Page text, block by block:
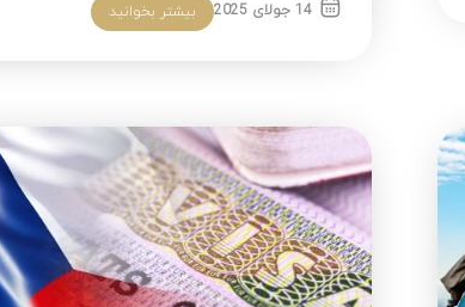
14 جولای 2025 بیشتر بخوانید